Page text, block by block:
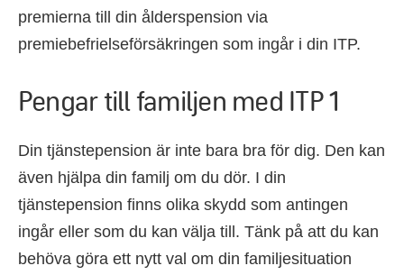
premierna till din ålderspension via
premiebefrielseförsäkringen som ingår i din ITP.
Pengar till familjen med ITP 1
Din tjänstepension är inte bara bra för dig. Den kan
även hjälpa din familj om du dör. I din
tjänstepension finns olika skydd som antingen
ingår eller som du kan välja till. Tänk på att du kan
behöva göra ett nytt val om din familjesituation